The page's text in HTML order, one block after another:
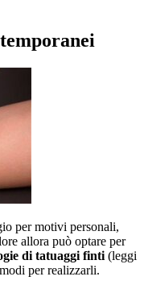
per motivi personali,
allora può optare per
di tatuaggi finti (leggi
per realizzarli.